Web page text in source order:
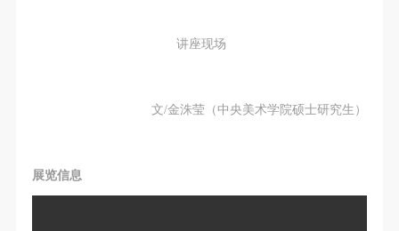
讲座现场
文/金洙莹（中央美术学院硕士研究生）
展览信息